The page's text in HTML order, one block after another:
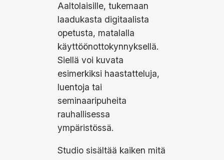
Aaltolaisille, tukemaan
laadukasta digitaalista
opetusta, matalalla
käyttöönottokynnyksellä.
Siellä voi kuvata
esimerkiksi haastatteluja,
luentoja tai
seminaaripuheita
rauhallisessa
ympäristössä.
Studio sisältää kaiken mitä